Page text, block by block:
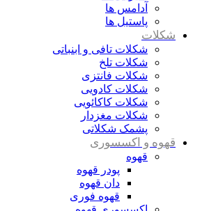
آدامس ها
پاستیل ها
شکلات
شکلات تافی و ابنباتی
شکلات تلخ
شکلات فانتزی
شکلات کادویی
شکلات کاکائویی
شکلات مغزدار
پشمک شکلاتی
قهوه و اکسسوری
قهوه
پودر قهوه
دان قهوه
قهوه فوری